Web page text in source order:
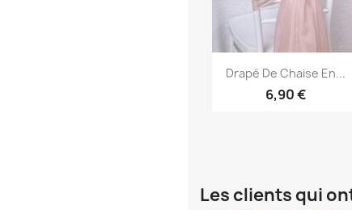
Aperçu rapide
Drapé De Chaise En...
6,90 €
Les clients qui